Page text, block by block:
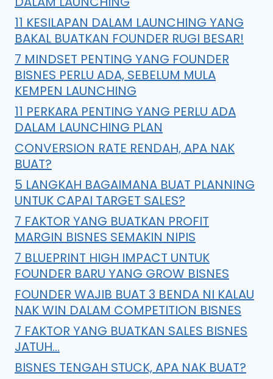
11 KESILAPAN DALAM LAUNCHING YANG
BAKAL BUATKAN FOUNDER RUGI BESAR!
7 MINDSET PENTING YANG FOUNDER
BISNES PERLU ADA, SEBELUM MULA
KEMPEN LAUNCHING
11 PERKARA PENTING YANG PERLU ADA
DALAM LAUNCHING PLAN
CONVERSION RATE RENDAH, APA NAK
BUAT?
5 LANGKAH BAGAIMANA BUAT PLANNING
UNTUK CAPAI TARGET SALES?
7 FAKTOR YANG BUATKAN PROFIT
MARGIN BISNES SEMAKIN NIPIS
7 BLUEPRINT HIGH IMPACT UNTUK
FOUNDER BARU YANG GROW BISNES
FOUNDER WAJIB BUAT 3 BENDA NI KALAU
NAK WIN DALAM COMPETITION BISNES
7 FAKTOR YANG BUATKAN SALES BISNES
JATUH…
BISNES TENGAH STUCK, APA NAK BUAT?